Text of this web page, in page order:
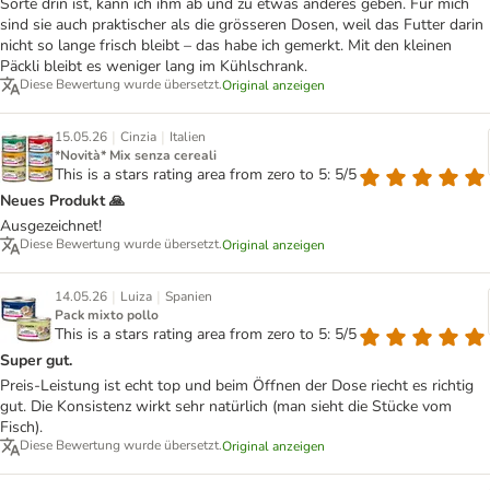
Sorte drin ist, kann ich ihm ab und zu etwas anderes geben. Für mich
sind sie auch praktischer als die grösseren Dosen, weil das Futter darin
nicht so lange frisch bleibt – das habe ich gemerkt. Mit den kleinen
Päckli bleibt es weniger lang im Kühlschrank.
Diese Bewertung wurde übersetzt.Original anzeigen
15.05.26 | Cinzia | Italien
*Novità* Mix senza cereali
This is a stars rating area from zero to 5: 5/5
Neues Produkt 🙏
Ausgezeichnet!
Diese Bewertung wurde übersetzt.Original anzeigen
14.05.26 | Luiza | Spanien
Pack mixto pollo
This is a stars rating area from zero to 5: 5/5
Super gut.
Preis-Leistung ist echt top und beim Öffnen der Dose riecht es richtig
gut. Die Konsistenz wirkt sehr natürlich (man sieht die Stücke vom
Fisch).
Diese Bewertung wurde übersetzt.Original anzeigen